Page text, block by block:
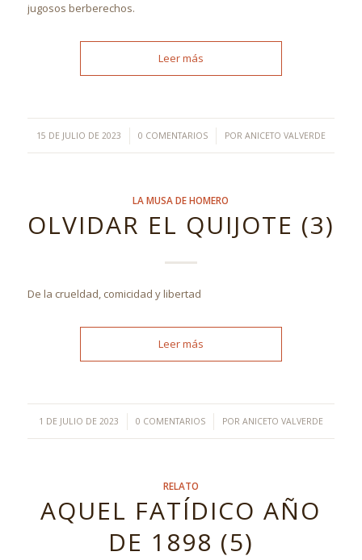
jugosos berberechos.
Leer más
15 DE JULIO DE 2023
/ 0 COMENTARIOS
/ POR ANICETO VALVERDE
LA MUSA DE HOMERO
OLVIDAR EL QUIJOTE (3)
De la crueldad, comicidad y libertad
Leer más
1 DE JULIO DE 2023
/ 0 COMENTARIOS
/ POR ANICETO VALVERDE
RELATO
AQUEL FATÍDICO AÑO
DE 1898 (5)